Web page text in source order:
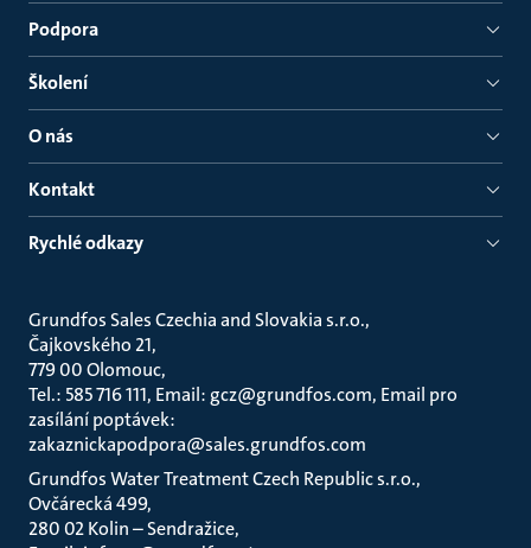
Podpora
Školení
O nás
Kontakt
Rychlé odkazy
Grundfos Sales Czechia and Slovakia s.r.o.
Čajkovského 21
779 00 Olomouc
Tel.: 585 716 111, Email: gcz@grundfos.com, Email pro
zasílání poptávek:
zakaznickapodpora@sales.grundfos.com
Grundfos Water Treatment Czech Republic s.r.o.
Ovčárecká 499
280 02 Kolin – Sendražice